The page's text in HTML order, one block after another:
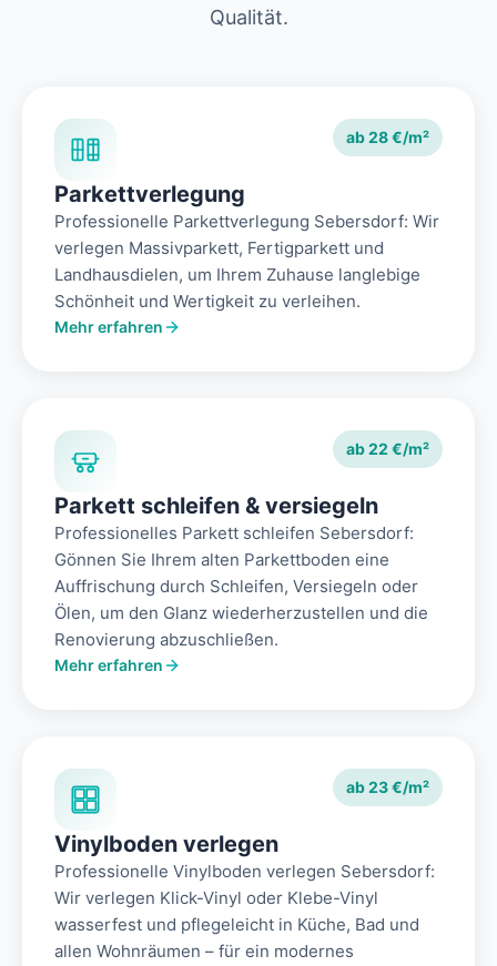
Qualität.
ab 28 €/m²
Parkettverlegung
Professionelle Parkettverlegung Sebersdorf: Wir
verlegen Massivparkett, Fertigparkett und
Landhausdielen, um Ihrem Zuhause langlebige
Schönheit und Wertigkeit zu verleihen.
Mehr erfahren
ab 22 €/m²
Parkett schleifen & versiegeln
Professionelles Parkett schleifen Sebersdorf:
Gönnen Sie Ihrem alten Parkettboden eine
Auffrischung durch Schleifen, Versiegeln oder
Ölen, um den Glanz wiederherzustellen und die
Renovierung abzuschließen.
Mehr erfahren
ab 23 €/m²
Vinylboden verlegen
Professionelle Vinylboden verlegen Sebersdorf:
Wir verlegen Klick-Vinyl oder Klebe-Vinyl
wasserfest und pflegeleicht in Küche, Bad und
allen Wohnräumen – für ein modernes